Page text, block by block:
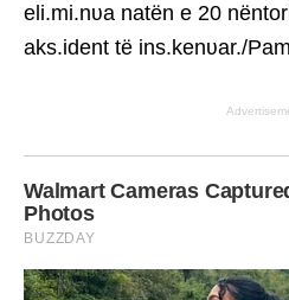
eli.mi.nʋa natën e 20
aks.ident të ins.kenʋar./